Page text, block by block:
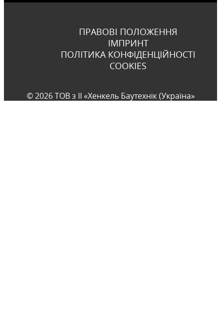
ПРАВОВІ ПОЛОЖЕННЯ
ІМПРИНТ
ПОЛІТИКА КОНФІДЕНЦІЙНОСТІ
COOKIES
© 2026 ТОВ з ІІ «Хенкель Баутехнік (Україна»